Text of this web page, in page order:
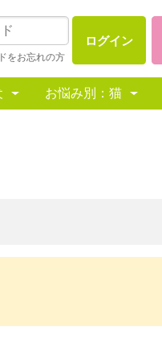
ログイン
をお忘れの方
お悩み別：猫